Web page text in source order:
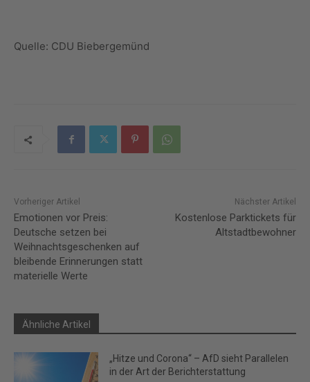
Quelle: CDU Biebergemünd
Vorheriger Artikel
Emotionen vor Preis:
Deutsche setzen bei
Weihnachtsgeschenken auf
bleibende Erinnerungen statt
materielle Werte
Nächster Artikel
Kostenlose Parktickets für
Altstadtbewohner
Ähnliche Artikel
„Hitze und Corona“ – AfD sieht Parallelen
in der Art der Berichterstattung